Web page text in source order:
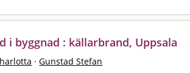
i byggnad : källarbrand, Uppsala
· Gunstad Stefan